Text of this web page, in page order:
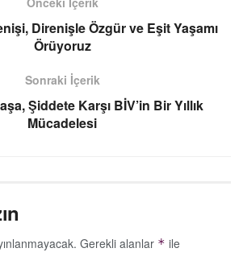
Direnişle Özgür ve Eşit Yaşamı
Örüyoruz
Sonraki İçerik
Şiddete Karşı BİV’in Bir Yıllık
Mücadelesi
Gerekli alanlar * ile